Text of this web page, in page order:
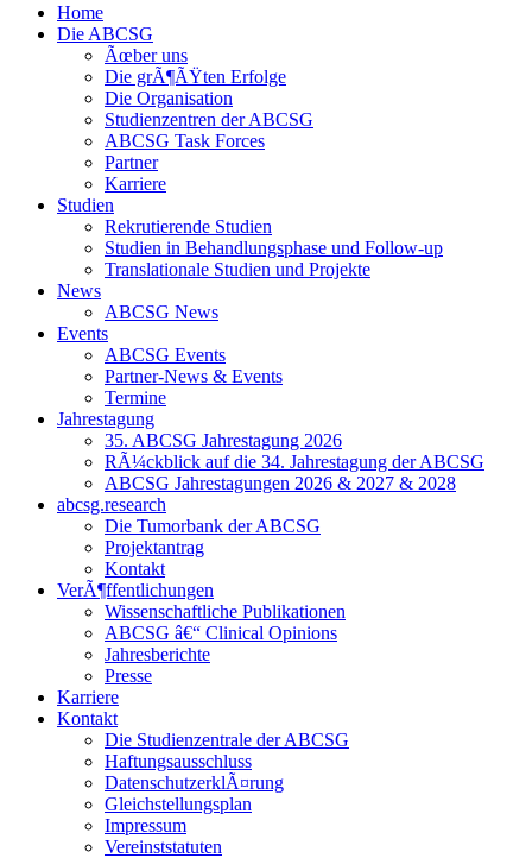
Home
Die ABCSG
Ãœber uns
Die grÃ¶ÃŸten Erfolge
Die Organisation
Studienzentren der ABCSG
ABCSG Task Forces
Partner
Karriere
Studien
Rekrutierende Studien
Studien in Behandlungsphase und Follow-up
Translationale Studien und Projekte
News
ABCSG News
Events
ABCSG Events
Partner-News & Events
Termine
Jahrestagung
35. ABCSG Jahrestagung 2026
RÃ¼ckblick auf die 34. Jahrestagung der ABCSG
ABCSG Jahrestagungen 2026 & 2027 & 2028
abcsg.research
Die Tumorbank der ABCSG
Projektantrag
Kontakt
VerÃ¶ffentlichungen
Wissenschaftliche Publikationen
ABCSG â€“ Clinical Opinions
Jahresberichte
Presse
Karriere
Kontakt
Die Studienzentrale der ABCSG
Haftungsausschluss
DatenschutzerklÃ¤rung
Gleichstellungsplan
Impressum
Vereinststatuten